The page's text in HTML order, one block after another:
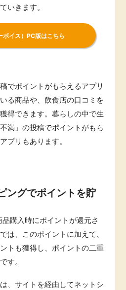
いきます。
ボイス）PC版はこちら
でポイントがもらえるアプリ
る商品や、 飲食店の口コミを
得できます。暮らしの中で生
満」の投稿でポイントがもら
プリもあります。
ングでポイントを貯
購入時にポイントが還元さ
は、このポイントに加えて、
トも獲得し、ポイントの二重
す。
、サイトを経由してネットシ